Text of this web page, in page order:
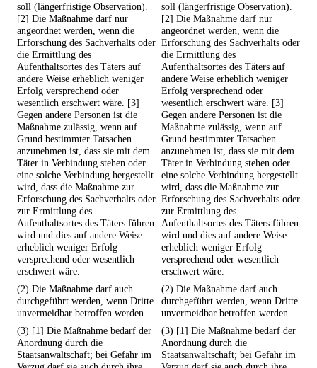
soll (längerfristige Observation).
[2] Die Maßnahme darf nur
angeordnet werden, wenn die
Erforschung des Sachverhalts oder
die Ermittlung des
Aufenthaltsortes des Täters auf
andere Weise erheblich weniger
Erfolg versprechend oder
wesentlich erschwert wäre. [3]
Gegen andere Personen ist die
Maßnahme zulässig, wenn auf
Grund bestimmter Tatsachen
anzunehmen ist, dass sie mit dem
Täter in Verbindung stehen oder
eine solche Verbindung hergestellt
wird, dass die Maßnahme zur
Erforschung des Sachverhalts oder
zur Ermittlung des
Aufenthaltsortes des Täters führen
wird und dies auf andere Weise
erheblich weniger Erfolg
versprechend oder wesentlich
erschwert wäre.
soll (längerfristige Observation).
[2] Die Maßnahme darf nur
angeordnet werden, wenn die
Erforschung des Sachverhalts oder
die Ermittlung des
Aufenthaltsortes des Täters auf
andere Weise erheblich weniger
Erfolg versprechend oder
wesentlich erschwert wäre. [3]
Gegen andere Personen ist die
Maßnahme zulässig, wenn auf
Grund bestimmter Tatsachen
anzunehmen ist, dass sie mit dem
Täter in Verbindung stehen oder
eine solche Verbindung hergestellt
wird, dass die Maßnahme zur
Erforschung des Sachverhalts oder
zur Ermittlung des
Aufenthaltsortes des Täters führen
wird und dies auf andere Weise
erheblich weniger Erfolg
versprechend oder wesentlich
erschwert wäre.
(2) Die Maßnahme darf auch
durchgeführt werden, wenn Dritte
unvermeidbar betroffen werden.
(2) Die Maßnahme darf auch
durchgeführt werden, wenn Dritte
unvermeidbar betroffen werden.
(3) [1] Die Maßnahme bedarf der
Anordnung durch die
Staatsanwaltschaft; bei Gefahr im
(3) [1] Die Maßnahme bedarf der
Anordnung durch die
Staatsanwaltschaft; bei Gefahr im